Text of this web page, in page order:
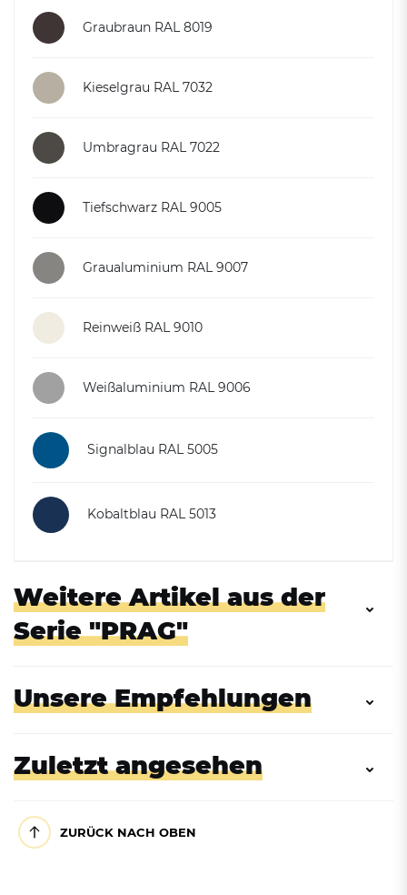
Graubraun RAL 8019
Kieselgrau RAL 7032
Umbragrau RAL 7022
Tiefschwarz RAL 9005
Graualuminium RAL 9007
Reinweiß RAL 9010
Weißaluminium RAL 9006
Signalblau RAL 5005
Kobaltblau RAL 5013
Weitere Artikel aus der
Serie "PRAG"
Unsere Empfehlungen
Zuletzt angesehen
ZURÜCK NACH OBEN